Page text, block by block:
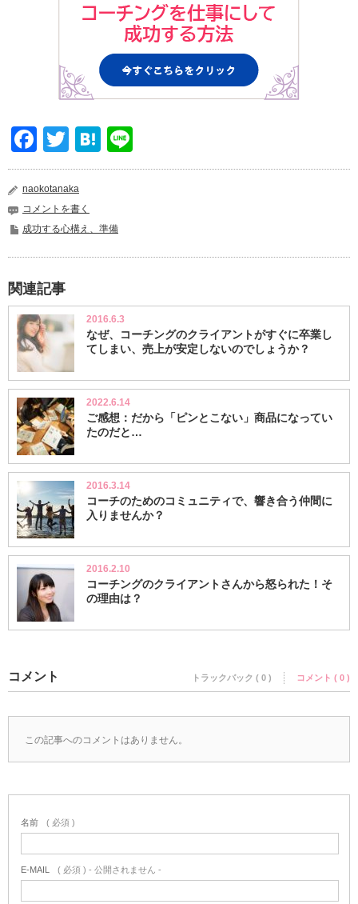
Facebook
TwitterHatena
naokotanaka
コメントを書く
成功する心構え、準備
関連記事
2016.6.3
なぜ、コーチングのクライアントがすぐに卒業し
てしまい、売上が安定しないのでしょうか？
2022.6.14
ご感想：だから「ピンとこない」商品になってい
たのだと…
2016.3.14
コーチのためのコミュニティで、響き合う仲間に
入りませんか？
2016.2.10
コーチングのクライアントさんから怒られた！そ
の理由は？
コメント トラックバック ( 0 ) コメント ( 0 )
この記事へのコメントはありません。
名前 ( 必須 )
E-MAIL ( 必須 ) - 公開されません -